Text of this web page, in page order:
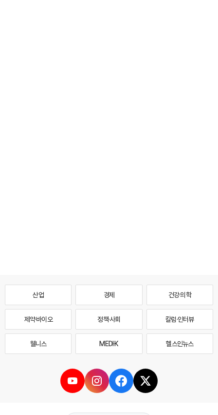
산업 경제 건강·의학
제약·바이오 정책·사회 칼럼·인터뷰
웰니스 MEDI·K 헬스인뉴스